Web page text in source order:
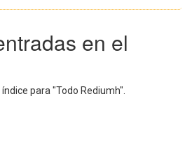
en el
para "Todo Rediumh".